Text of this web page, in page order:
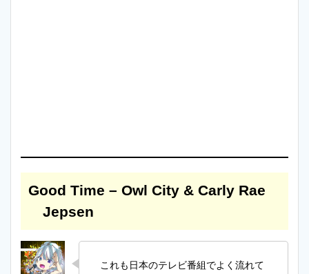
Good Time – Owl City & Carly Rae
Jepsen
これも日本のテレビ番組でよく流れて